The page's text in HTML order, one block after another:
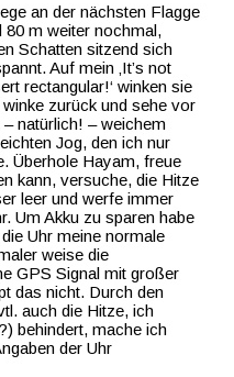
an der nächsten Flagge
80 m weiter nochmal,
Schatten sitzend sich
Auf mein ‚It’s not
rectangular!‘ winken sie
winke zurück und sehe vor
natürlich! – weichem
Jog, den ich nur
Überhole Hayam, freue
kann, versuche, die Hitze
leer und werfe immer
Um Akku zu sparen habe
Uhr meine normale
weise die
GPS Signal mit großer
das nicht. Durch den
auch die Hitze, ich
behindert, mache ich
der Uhr